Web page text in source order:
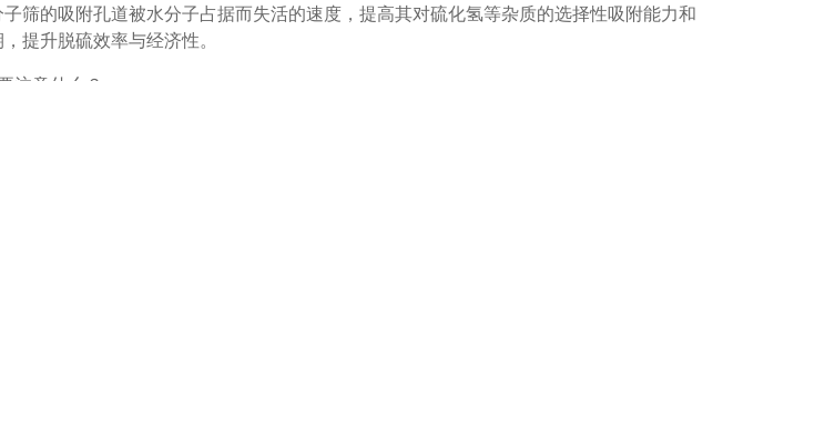
筛的吸附孔道被水分子占据而失活的速度，提高其对硫化氢等杂质的选择性吸附能力和
提升脱硫效率与经济性。
注意什么？